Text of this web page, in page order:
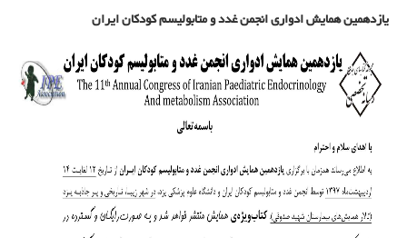
یازدهمین همایش ادواری انجمن غدد و متابولیسم کودکان ایران